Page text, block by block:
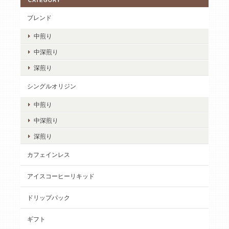
ブレンド
中煎り
中深煎り
深煎り
シングルオリジン
中煎り
中深煎り
深煎り
カフェインレス
アイスコーヒーリキッド
ドリップパック
ギフト